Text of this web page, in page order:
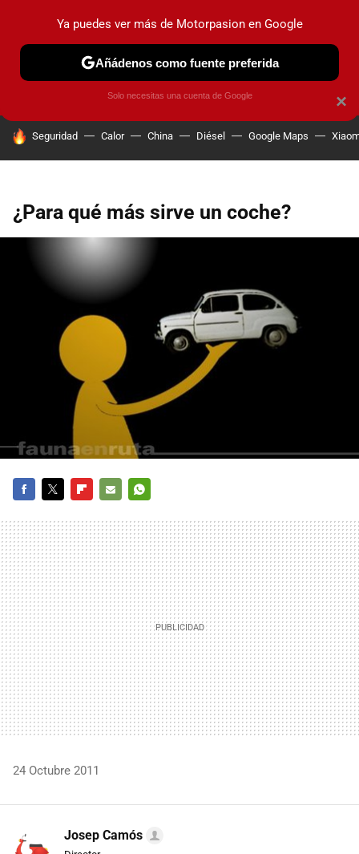
PRUEBAS COCHES ELÉCTRICOS OBSERVATORIO
HOY SE HABLA DE
Seguridad Calor China Diésel Google Maps
¿Para qué más sirve un coche?
MAIL
24 Octubre 2011
Josep Camós
×
Ya puedes ver más de Motorpasion en Google
Añádenos como fuente preferida
Solo necesitas una cuenta de Google